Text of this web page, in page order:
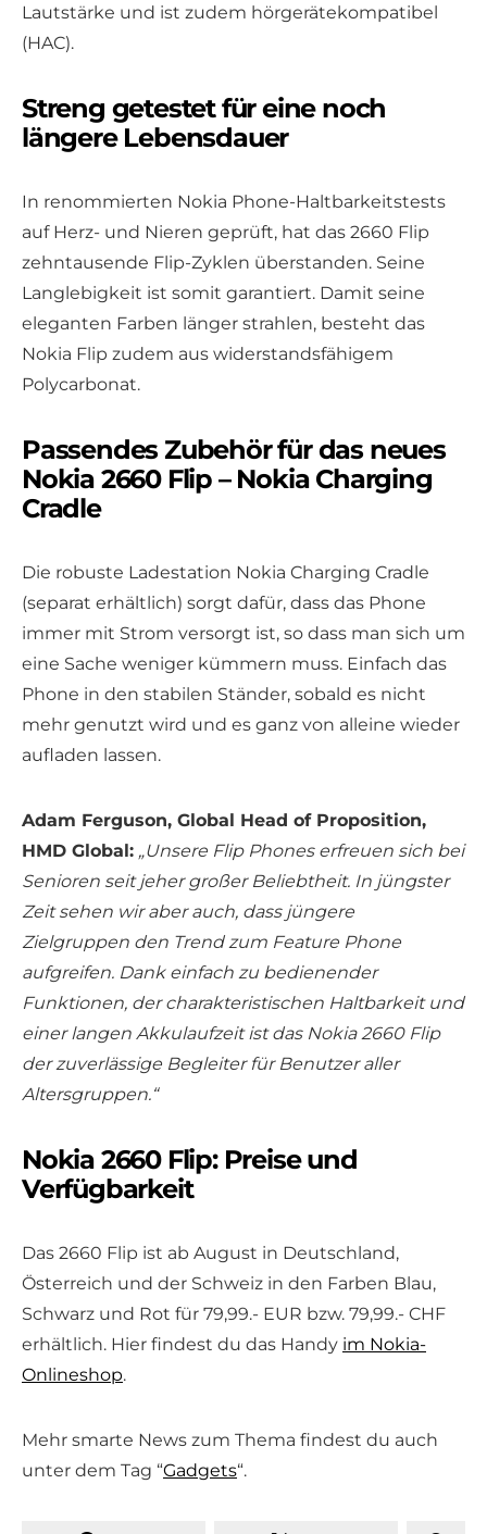
Lautstärke und ist zudem hörgerätekompatibel
(HAC).
Streng getestet für eine noch
längere Lebensdauer
In renommierten Nokia Phone-Haltbarkeitstests
auf Herz- und Nieren geprüft, hat das 2660 Flip
zehntausende Flip-Zyklen überstanden. Seine
Langlebigkeit ist somit garantiert. Damit seine
eleganten Farben länger strahlen, besteht das
Nokia Flip zudem aus widerstandsfähigem
Polycarbonat.
Passendes Zubehör für das neues
Nokia 2660 Flip – Nokia Charging
Cradle
Die robuste Ladestation Nokia Charging Cradle
(separat erhältlich) sorgt dafür, dass das Phone
immer mit Strom versorgt ist, so dass man sich um
eine Sache weniger kümmern muss. Einfach das
Phone in den stabilen Ständer, sobald es nicht
mehr genutzt wird und es ganz von alleine wieder
aufladen lassen.
Adam Ferguson, Global Head of Proposition,
HMD Global: „Unsere Flip Phones erfreuen sich bei
Senioren seit jeher großer Beliebtheit. In jüngster
Zeit sehen wir aber auch, dass jüngere
Zielgruppen den Trend zum Feature Phone
aufgreifen. Dank einfach zu bedienender
Funktionen, der charakteristischen Haltbarkeit und
einer langen Akkulaufzeit ist das Nokia 2660 Flip
der zuverlässige Begleiter für Benutzer aller
Altersgruppen.“
Nokia 2660 Flip: Preise und
Verfügbarkeit
Das 2660 Flip ist ab August in Deutschland,
Österreich und der Schweiz in den Farben Blau,
Schwarz und Rot für 79,99.- EUR bzw. 79,99.- CHF
erhältlich. Hier findest du das Handy im Nokia-
Onlineshop.
Mehr smarte News zum Thema findest du auch
unter dem Tag “Gadgets“.